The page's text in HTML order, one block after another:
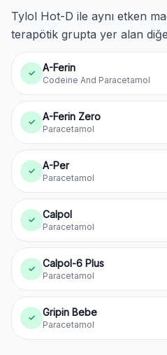
Tylol Hot-D ile aynı etken
terapötik grupta yer alan
✓ A-Ferin
Codeine And Paracetamol
✓ A-Ferin Zero
Paracetamol
✓ A-Per
Paracetamol
✓ Calpol
Paracetamol
✓ Calpol-6 Plus
Paracetamol
✓ Gripin Bebe
Paracetamol